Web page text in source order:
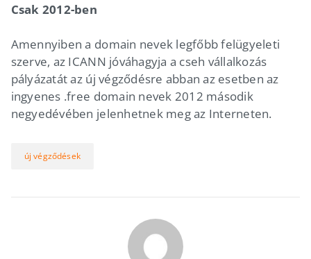
Csak 2012-ben
Amennyiben a domain nevek legfőbb felügyeleti
szerve, az ICANN jóváhagyja a cseh vállalkozás
pályázatát az új végződésre abban az esetben az
ingyenes .free domain nevek 2012 második
negyedévében jelenhetnek meg az Interneten.
új végződések